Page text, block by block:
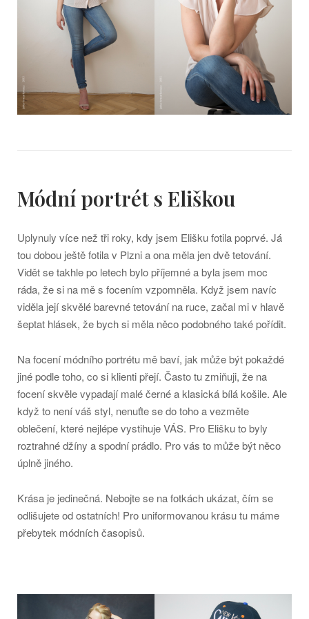
Módní portrét s Eliškou
Uplynuly více než tři roky, kdy jsem Elišku fotila poprvé. Já
tou dobou ještě fotila v Plzni a ona měla jen dvě tetování.
Vidět se takhle po letech bylo příjemné a byla jsem moc
ráda, že si na mě s focením vzpomněla. Když jsem navíc
viděla její skvělé barevné tetování na ruce, začal mi v hlavě
šeptat hlásek, že bych si měla něco podobného také pořídit.
Na focení módního portrétu mě baví, jak může být pokaždé
jiné podle toho, co si klienti přejí. Často tu zmiňuji, že na
focení skvěle vypadají malé černé a klasická bílá košile. Ale
když to není váš styl, nenuťte se do toho a vezměte
oblečení, které nejlépe vystihuje VÁS. Pro Elišku to byly
roztrahné džíny a spodní prádlo. Pro vás to může být něco
úplně jiného.
Krása je jedinečná. Nebojte se na fotkách ukázat, čím se
odlišujete od ostatních! Pro uniformovanou krásu tu máme
přebytek módních časopisů.